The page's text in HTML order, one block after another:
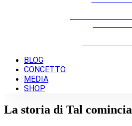
BLOG
CONCETTO
MEDIA
SHOP
La storia di Tal comincia